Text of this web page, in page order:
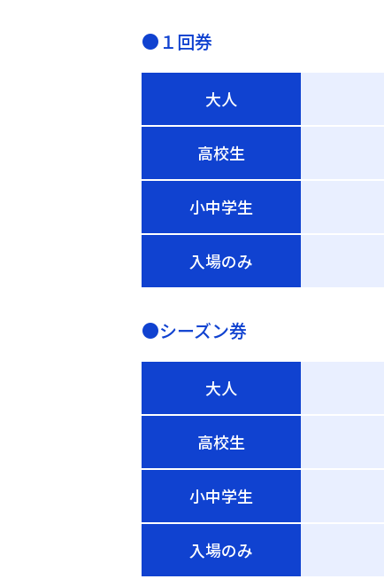
●１回券
大人
高校生
小中学生
入場のみ
●シーズン券
大人
高校生
小中学生
入場のみ